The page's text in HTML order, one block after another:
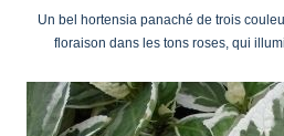
Un bel hortensia panaché de trois
floraison dans les tons roses, qui